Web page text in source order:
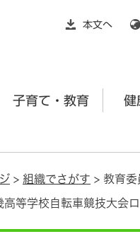
本文へ
子育て・教育 健
> 組織でさがす > 教育委
等学校自転車競技大会